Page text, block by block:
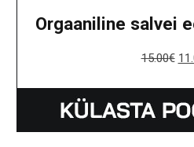
Orgaaniline salvei
15.00€